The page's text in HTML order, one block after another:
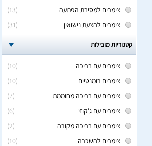
(13)
צימרים למסיבת הפתעה
(31)
צימרים להצעת נישואין
קטגוריות מובילות
(10)
צימרים עם בריכה
(10)
צימרים רומנטיים
(7)
צימרים עם בריכה מחוממת
(6)
צימרים עם ג'קוזי
(2)
צימרים עם בריכה מקורה
(10)
צימרים להשכרה